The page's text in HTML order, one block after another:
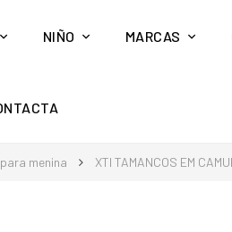
NIÑO MARCAS
menina XTI TAMANCOS EM